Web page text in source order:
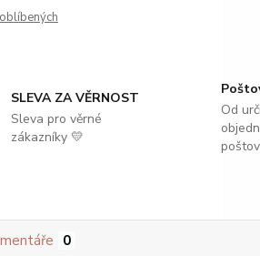
SLEVA ZA VĚRNOST
Sleva pro věrné
zákazníky 💛
Od
0